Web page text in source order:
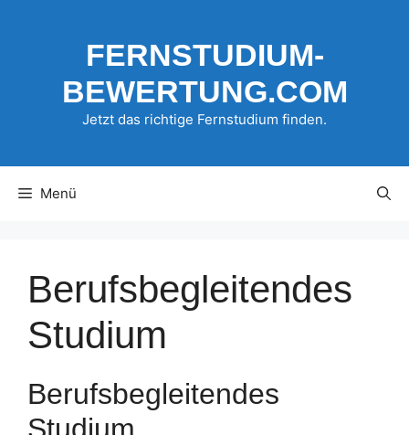
FERNSTUDIUM-
BEWERTUNG.COM
Jetzt das richtige Fernstudium finden.
Menü
Berufsbegleitendes
Studium
Berufsbegleitendes